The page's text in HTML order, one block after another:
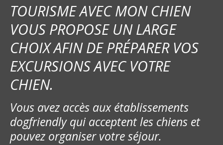
TOURISME AVEC MON CHIEN
VOUS PROPOSE UN LARGE
CHOIX AFIN DE PRÉPARER VOS
EXCURSIONS AVEC VOTRE
CHIEN.
Vous avez accès aux établissements
dogfriendly qui acceptent les chiens et
pouvez organiser votre séjour.